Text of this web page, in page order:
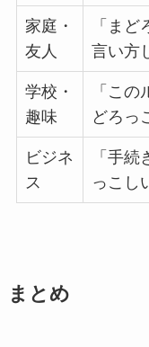
家庭・
友人
「ま
言い方
学校・
趣味
「この
どろっ
ビジネ
ス
「手続
っこし
まとめ